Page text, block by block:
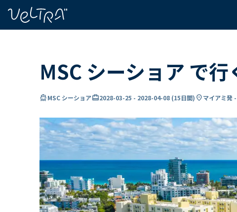
MSC シーショア で
directions_boatMSC シーショアcard_travel2028-03-25 - 2028-04-08 (15日間) location_onマイアミ発